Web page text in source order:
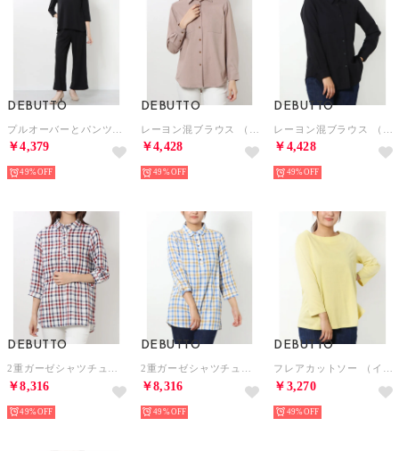
DEBUTTO
￥4,379
49%
DEBUTTO
￥4,428
49%
DEBUTTO
￥4,428
49%
DEBUTTO
2重ガーゼシャツチュニック （レッド×ネイビーチェック）
￥8,316
49%
DEBUTTO
2重ガーゼシャツチュニック （イエロー×ブルーチェック）
￥8,316
49%
DEBUTTO
フレアカットソー （イエロー）
￥3,270
49%